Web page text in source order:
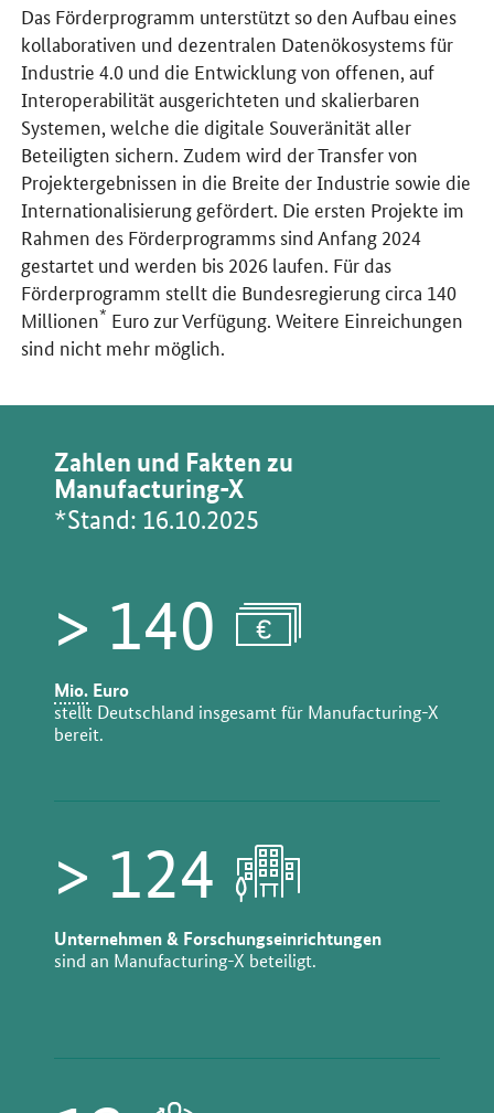
Das Förderprogramm unterstützt so den Aufbau eines
kollaborativen und dezentralen Datenökosystems für
Industrie 4.0 und die Entwicklung von offenen, auf
Interoperabilität ausgerichteten und skalierbaren
Systemen, welche die digitale Souveränität aller
Beteiligten sichern. Zudem wird der Transfer von
Projektergebnissen in die Breite der Industrie sowie die
Internationalisierung gefördert. Die ersten Projekte im
Rahmen des Förderprogramms sind Anfang 2024
gestartet und werden bis 2026 laufen. Für das
Förderprogramm stellt die Bundesregierung circa 140
Millionen* Euro zur Verfügung. Weitere Einreichungen
sind nicht mehr möglich.
Zahlen und Fakten zu
Manufacturing-X
*Stand: 16.10.2025
> 140
Mio. Euro
stellt Deutschland insgesamt für Manufacturing-X
bereit.
> 124
Unternehmen & Forschungseinrichtungen
sind an Manufacturing-X beteiligt.